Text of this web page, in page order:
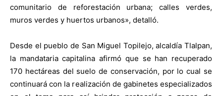
comunitario de reforestación urbana; calles verdes,
muros verdes y huertos urbanos», detalló.
Desde el pueblo de San Miguel Topilejo, alcaldía Tlalpan,
la mandataria capitalina afirmó que se han recuperado
170 hectáreas del suelo de conservación, por lo cual se
continuará con la realización de gabinetes especializados